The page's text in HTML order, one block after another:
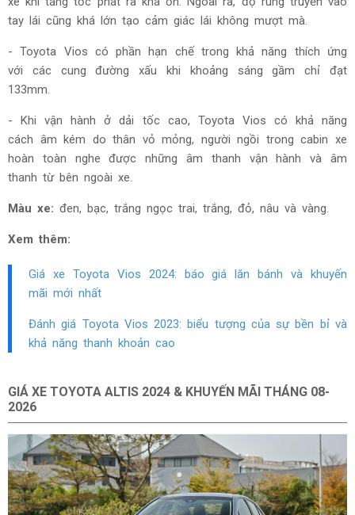
tay lái cũng khá lớn tạo cảm giác lái không mượt mà.
- Toyota Vios có phần hạn chế trong khả năng thích ứng
với các cung đường xấu khi khoảng sáng gầm chỉ đạt
133mm.
- Khi vận hành ở dải tốc cao, Toyota Vios có khả năng
cách âm kém do thân vỏ mỏng, người ngồi trong cabin xe
hoàn toàn nghe được những âm thanh vận hành và âm
thanh từ bên ngoài xe.
Màu xe: đen, bạc, trắng ngọc trai, trắng, đỏ, nâu và vàng.
Xem thêm:
Giá xe Toyota Vios
2024: báo giá lăn bánh và khuyến
mãi mới nhất
Đánh giá Toyota Vios 2023: biểu tượng của sự bền bỉ và
khả năng thanh khoản cao
GIÁ XE TOYOTA ALTIS 2024 & KHUYẾN MÃI THÁNG 08-
2026